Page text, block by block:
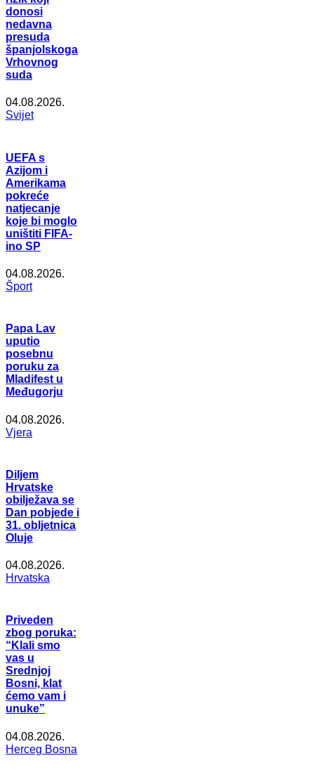
donosi
nedavna
presuda
španjolskoga
Vrhovnog
suda
04.08.2026.
Svijet
UEFA s
Azijom i
Amerikama
pokreće
natjecanje
koje bi moglo
uništiti FIFA-
ino SP
04.08.2026.
Šport
Papa Lav
uputio
posebnu
poruku za
Mladifest u
Međugorju
04.08.2026.
Vjera
Diljem
Hrvatske
obilježava se
Dan pobjede i
31. obljetnica
Oluje
04.08.2026.
Hrvatska
Priveden
zbog poruka:
“Klali smo
vas u
Srednjoj
Bosni, klat
ćemo vam i
unuke”
04.08.2026.
Herceg Bosna